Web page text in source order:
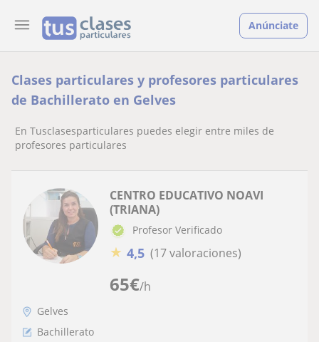
Anúnciate
Clases particulares y profesores particulares
de Bachillerato en Gelves
En Tusclasesparticulares puedes elegir entre miles de
profesores particulares
65€/h
CENTRO EDUCATIVO NOAVI
(TRIANA)
Profesor Verificado
★ 4,5 (17 valoraciones)
Gelves
Bachillerato